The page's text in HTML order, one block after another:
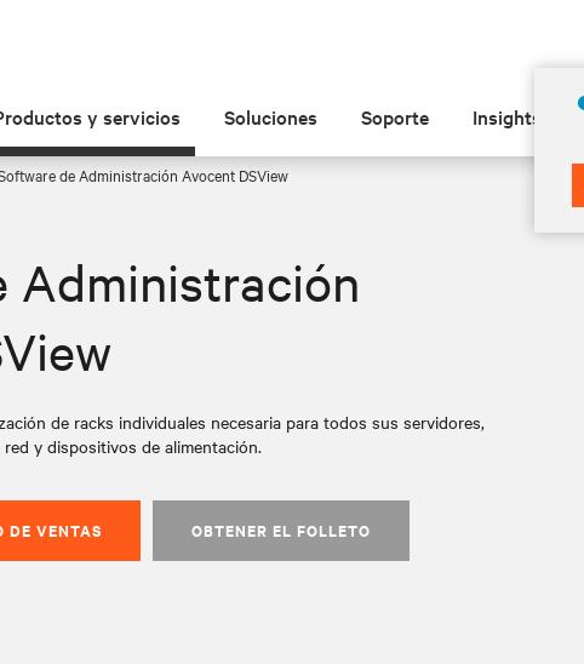
y servicios Soluciones Soporte Insights
de Administración Avocent DSView
Administración
de racks individuales necesaria para todos sus servidores,
y dispositivos de alimentación.
DE VENTAS OBTENER EL FOLLETO